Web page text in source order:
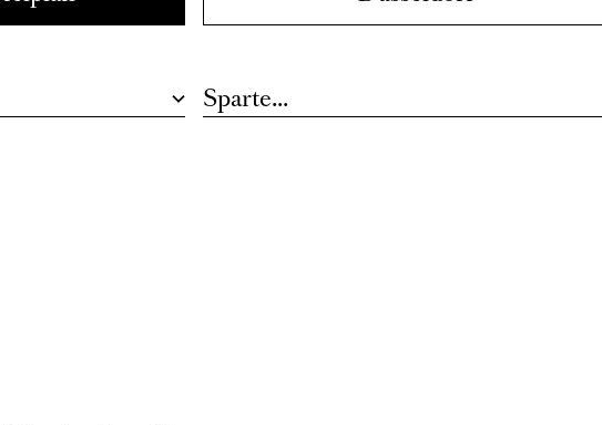
Rhythmen. Riten. Rausch.